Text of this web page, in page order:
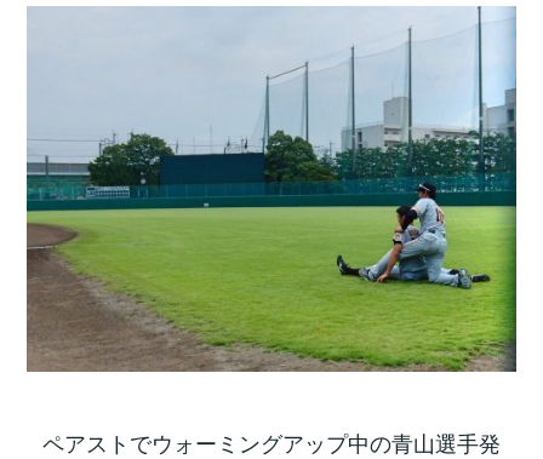
ペアストでウォーミングアップ中の青山選手発